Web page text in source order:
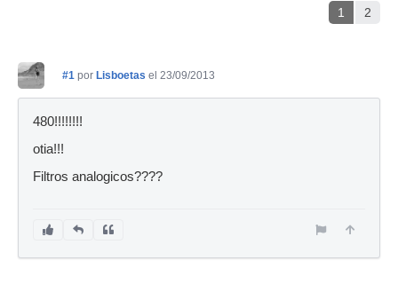
1 2
#1 por Lisboetas el 23/09/2013
480!!!!!!!!
otia!!!
Filtros analogicos????